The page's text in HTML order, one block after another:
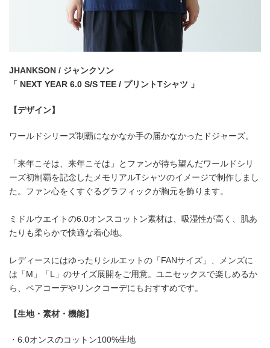
JHANKSON / ジャンクソン
「 NEXT YEAR 6.0 S/S TEE / プリントTシャツ 」
【デザイン】
ワールドシリーズ制覇になかなか手の届かなかったドジャーズ。
「来年こそは、来年こそは」とファンが待ち望んだワールドシリ
ーズ初制覇を記念したメモリアルTシャツのイメージで制作しまし
た。ファン心をくすぐるグラフィックが胸元を飾ります。
ミドルウエイトの6.0オンスコットン素材は、吸湿性が高く、肌あ
たりも柔らかで快適な着心地。
レディースにはゆったりシルエットの「FANサイズ」、メンズに
は「M」「L」のサイズ展開をご用意。ユニセックスで楽しめるか
ら、ペアコーデやリンクコーデにもおすすめです。
【生地・素材・機能】
・6.0オンスのコットン100%生地